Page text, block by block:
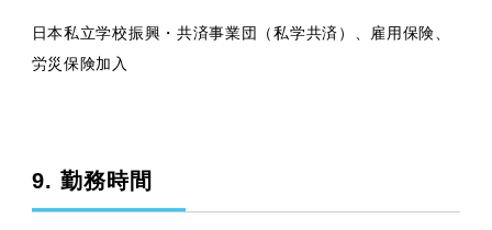
日本私立学校振興・共済事業団（私学共済）、雇用保険、
労災保険加入
9. 勤務時間